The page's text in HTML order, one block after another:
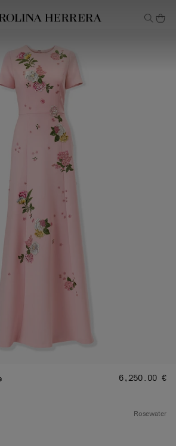
de acessibilidade
Preço:
‌6,250.00 €
rosewater